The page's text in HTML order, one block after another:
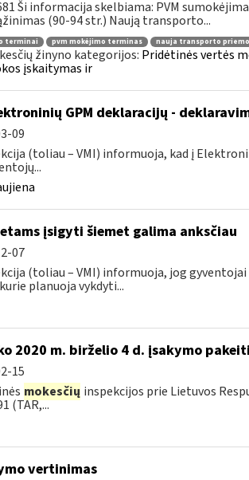
Ši informacija skelbiama: PVM
(90-94 str.) Naują transporto...
terminai pvm mokėjimo terminas nauja transporto
žinyno kategorijos: Pridėtinės vertės
įskaitymas ir
GPM deklaracijų -
09
(toliau – VMI) informuoja, kad į
įsigyti šiemet galima anksčiau
07
(toliau – VMI) informuoja, jog
planuoja vykdyti...
2020 m. birželio 4 d. įsakymo
15
mokesčių inspekcijos prie Lietuvos
(TAR,...
vertinimas